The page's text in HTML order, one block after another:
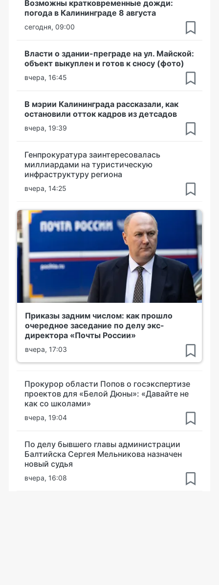
Возможны кратковременные дожди:
погода в Калининграде 8 августа
сегодня, 09:00
Власти о здании-преграде на ул. Майской:
объект выкуплен и готов к сносу (фото)
вчера, 16:45
В мэрии Калининграда рассказали, как
остановили отток кадров из детсадов
вчера, 19:39
Генпрокуратура заинтересовалась
миллиардами на туристическую
инфраструктуру региона
вчера, 14:25
Приказы задним числом: как прошло
очередное заседание по делу экс-
директора «Почты России»
вчера, 17:03
Прокурор области Попов о госэкспертизе
проектов для «Белой Дюны»: «Давайте не
как со школами»
вчера, 19:04
По делу бывшего главы администрации
Балтийска Сергея Мельникова назначен
новый судья
вчера, 16:08